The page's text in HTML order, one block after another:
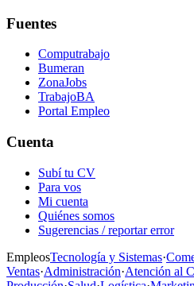
Fuentes
Computrabajo
Bumeran
ZonaJobs
TrabajoBA
Portal Empleo
Cuenta
Subí tu CV
Para vos
Mi cuenta
Quiénes somos
Sugerencias / reportar error
EmpleosTecnología y Sistemas·
Ventas·Administración·Atención al